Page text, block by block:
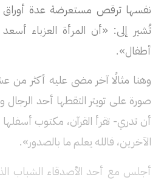
نفسها ترقص مستعرضة عدة أوراق
تُشير إلى: «أن المرأة العزباء
أطفال».
وهنا مثالًا آخر مضى عليه أكثر من
صورة على تويتر التقطها أحد
أن تدري- تقرأ القرآن، مكتوب
الآخرين، فالله يعلم ما بالصدور».
أجلس مع أحد الأصدقاء الشباب